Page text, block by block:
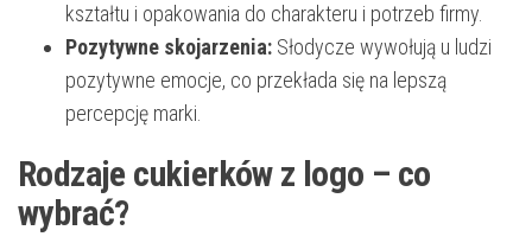
kształtu i opakowania do charakteru i potrzeb firmy.
Pozytywne skojarzenia: Słodycze wywołują u ludzi
pozytywne emocje, co przekłada się na lepszą
percepcję marki.
Rodzaje cukierków z logo – co
wybrać?